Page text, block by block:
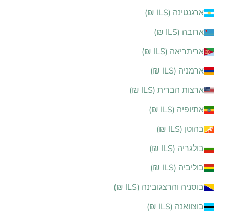
ארגנטינה (ILS ₪)
ארובה (ILS ₪)
אריתריאה (ILS ₪)
ארמניה (ILS ₪)
ארצות הברית (ILS ₪)
אתיופיה (ILS ₪)
בהוטן (ILS ₪)
בולגריה (ILS ₪)
בוליביה (ILS ₪)
בוסניה והרצגובינה (ILS ₪)
בוצוואנה (ILS ₪)